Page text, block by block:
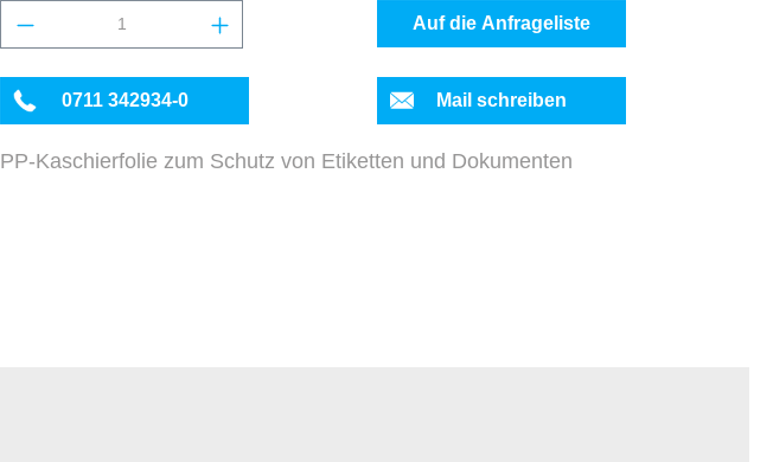
Produkt Anzahl: Gib den gewünschten Wert ein oder
Auf die Anfrageliste
0711 342934-0 Mail schreiben
PP-Kaschierfolie zum Schutz von Etiketten und Dokumenten